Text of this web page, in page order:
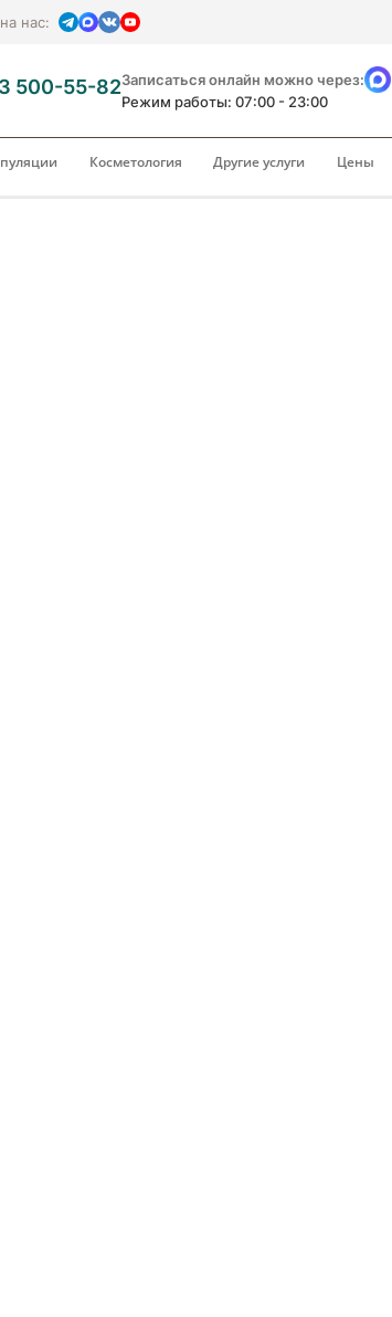
нас:
500-55-82Записаться онлайн можно через:
Режим работы: 07:00 - 23:00
Косметология Другие услуги Цены